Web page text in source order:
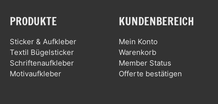
PRODUKTE
Sticker & Aufkleber
Textil Bügelsticker
Schriftenaufkleber
Motivaufkleber
KUNDENBEREICH
Mein Konto
Warenkorb
Member Status
Offerte bestätigen